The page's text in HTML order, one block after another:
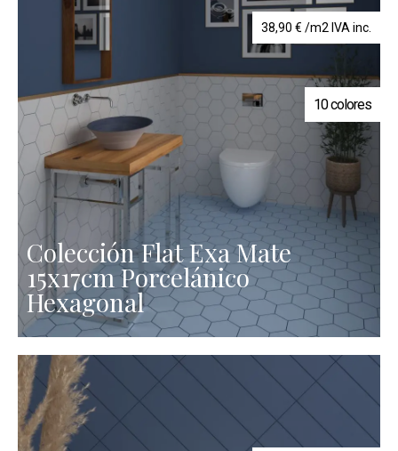
38,90 € /m2 IVA inc.
10 colores
Colección Flat Exa Mate
15x17cm Porcelánico
Hexagonal